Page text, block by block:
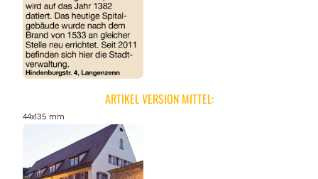
ARTIKEL VERSION MITTEL:
44x135 mm